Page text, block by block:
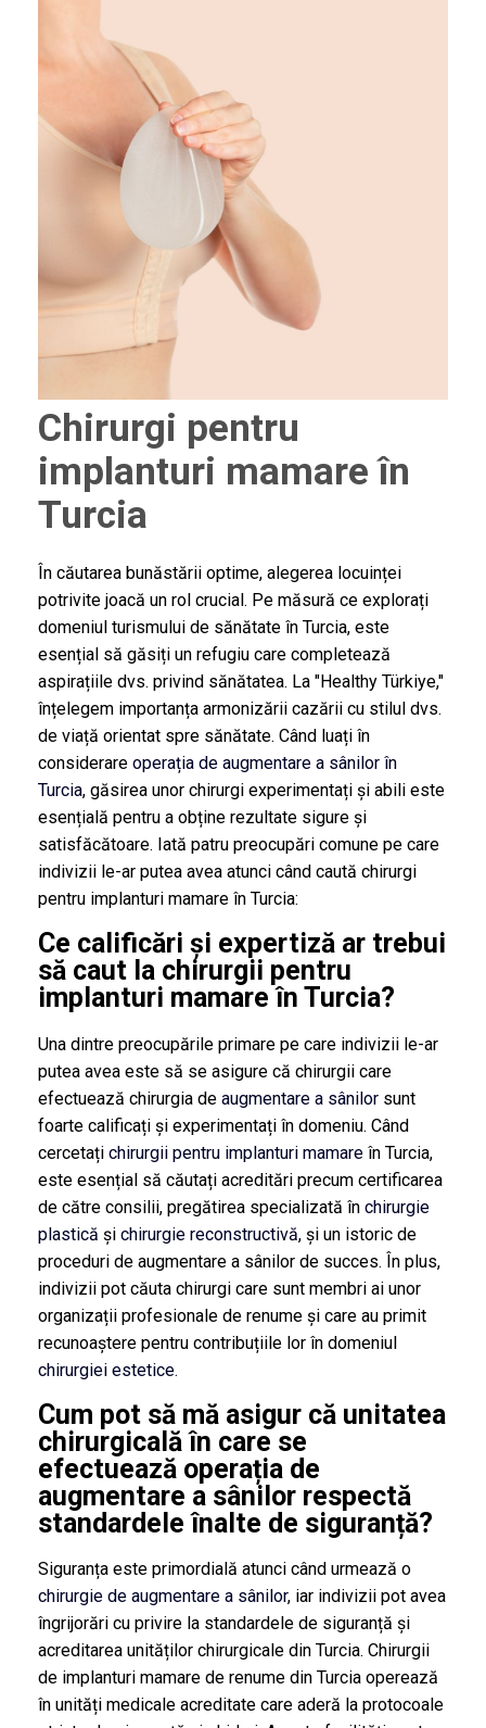
Chirurgi pentru
implanturi mamare în
Turcia
În căutarea bunăstării optime, alegerea locuinței
potrivite joacă un rol crucial. Pe măsură ce explorați
domeniul turismului de sănătate în Turcia, este
esențial să găsiți un refugiu care completează
aspirațiile dvs. privind sănătatea. La "Healthy Türkiye,"
înțelegem importanța armonizării cazării cu stilul dvs.
de viață orientat spre sănătate. Când luați în
considerare operația de augmentare a sânilor în
Turcia, găsirea unor chirurgi experimentați și abili este
esențială pentru a obține rezultate sigure și
satisfăcătoare. Iată patru preocupări comune pe care
indivizii le-ar putea avea atunci când caută chirurgi
pentru implanturi mamare în Turcia:
Ce calificări și expertiză ar trebui
să caut la chirurgii pentru
implanturi mamare în Turcia?
Una dintre preocupările primare pe care indivizii le-ar
putea avea este să se asigure că chirurgii care
efectuează chirurgia de augmentare a sânilorsunt
foarte calificați și experimentați în domeniu. Când
cercetați chirurgii pentru implanturi mamareîn Turcia,
este esențial să căutați acreditări precum certificarea
de către consilii, pregătirea specializată în chirurgie
plastică și chirurgie reconstructivă, și un istoric de
proceduri de augmentare a sânilor de succes. În plus,
indivizii pot căuta chirurgi care sunt membri ai unor
organizații profesionale de renume și care au primit
recunoaștere pentru contribuțiile lor în domeniul
chirurgiei estetice.
Cum pot să mă asigur că unitatea
chirurgicală în care se
efectuează operația de
augmentare a sânilor respectă
standardele înalte de siguranță?
Siguranța este primordială atunci când urmează o
chirurgie de augmentare a sânilor, iar indivizii pot avea
îngrijorări cu privire la standardele de siguranță și
acreditarea unităților chirurgicale din Turcia. Chirurgii
de implanturi mamare de renume din Turcia operează
în unități medicale acreditate care aderă la protocoale